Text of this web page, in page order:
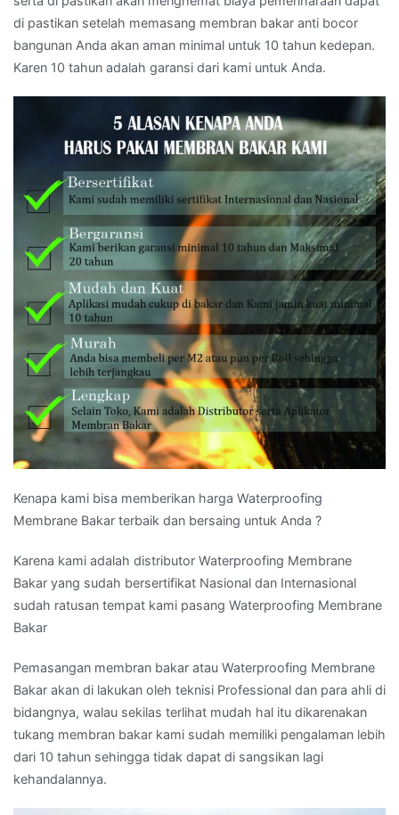
di pastikan setelah memasang membran bakar anti bocor
bangunan Anda akan aman minimal untuk 10 tahun kedepan.
Karen 10 tahun adalah garansi dari kami untuk Anda.
Kenapa kami bisa memberikan harga Waterproofing
Membrane Bakar terbaik dan bersaing untuk Anda ?
Karena kami adalah distributor Waterproofing Membrane
Bakar yang sudah bersertifikat Nasional dan Internasional
sudah ratusan tempat kami pasang Waterproofing Membrane
Bakar
Pemasangan membran bakar atau Waterproofing Membrane
Bakar akan di lakukan oleh teknisi Professional dan para ahli di
bidangnya, walau sekilas terlihat mudah hal itu dikarenakan
tukang membran bakar kami sudah memiliki pengalaman lebih
dari 10 tahun sehingga tidak dapat di sangsikan lagi
kehandalannya.